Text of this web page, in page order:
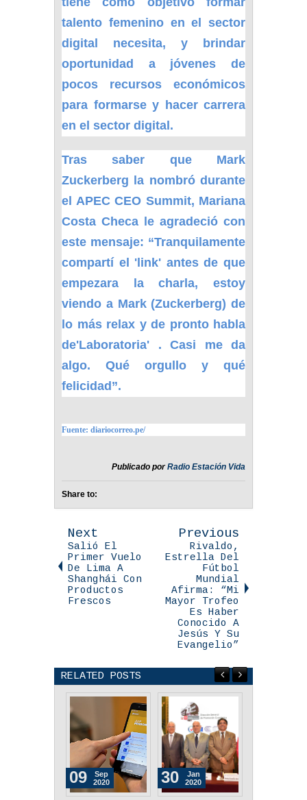
talento femenino en el sector
digital necesita, y brindar
oportunidad a jóvenes de
pocos recursos económicos
para formarse y hacer carrera
en el sector digital.
Tras saber que Mark
Zuckerberg la nombró durante
el APEC CEO Summit, Mariana
Costa Checa le agradeció con
este mensaje: “Tranquilamente
compartí el 'link' antes de que
empezara la charla, estoy
viendo a Mark (Zuckerberg) de
lo más relax y de pronto habla
de'Laboratoria' . Casi me da
algo. Qué orgullo y qué
felicidad”.
Fuente: diariocorreo.pe/
Publicado porRadio Estación Vida
Share to:
Next
Salió El
Primer Vuelo
De Lima A
Shanghái Con
Productos
Frescos
Previous
Rivaldo,
Estrella Del
Fútbol
Mundial
Afirma: “Mi
Mayor Trofeo
Es Haber
Conocido A
Jesús Y Su
Evangelio”
RELATED POSTS
09
Sep
2020
30
Jan
2020